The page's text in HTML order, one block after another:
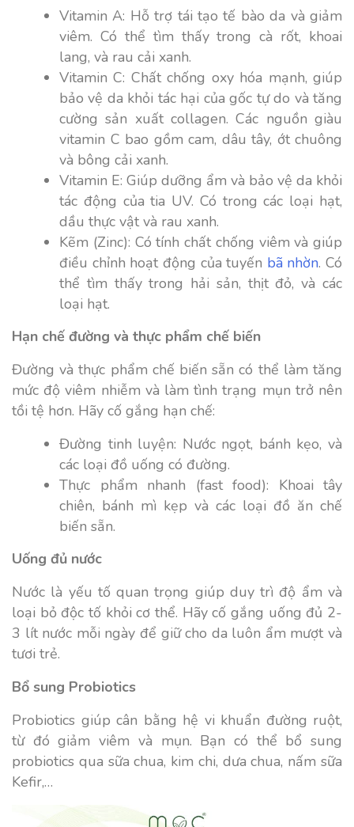
Vitamin A: Hỗ trợ tái tạo tế bào da và giảm
viêm. Có thể tìm thấy trong cà rốt, khoai
lang, và rau cải xanh.
Vitamin C: Chất chống oxy hóa mạnh, giúp
bảo vệ da khỏi tác hại của gốc tự do và tăng
cường sản xuất collagen. Các nguồn giàu
vitamin C bao gồm cam, dâu tây, ớt chuông
và bông cải xanh.
Vitamin E: Giúp dưỡng ẩm và bảo vệ da khỏi
tác động của tia UV. Có trong các loại hạt,
dầu thực vật và rau xanh.
Kẽm (Zinc): Có tính chất chống viêm và giúp
điều chỉnh hoạt động của tuyến bã nhờn. Có
thể tìm thấy trong hải sản, thịt đỏ, và các
loại hạt.
Hạn chế đường và thực phẩm chế biến
Đường và thực phẩm chế biến sẵn có thể làm tăng
mức độ viêm nhiễm và làm tình trạng mụn trở nên
tồi tệ hơn. Hãy cố gắng hạn chế:
Đường tinh luyện: Nước ngọt, bánh kẹo, và
các loại đồ uống có đường.
Thực phẩm nhanh (fast food): Khoai tây
chiên, bánh mì kẹp và các loại đồ ăn chế
biến sẵn.
Uống đủ nước
Nước là yếu tố quan trọng giúp duy trì độ ẩm và
loại bỏ độc tố khỏi cơ thể. Hãy cố gắng uống đủ 2-
3 lít nước mỗi ngày để giữ cho da luôn ẩm mượt và
tươi trẻ.
Bổ sung Probiotics
Probiotics giúp cân bằng hệ vi khuẩn đường ruột,
từ đó giảm viêm và mụn. Bạn có thể bổ sung
probiotics qua sữa chua, kim chi, dưa chua, nấm sữa
Kefir,…